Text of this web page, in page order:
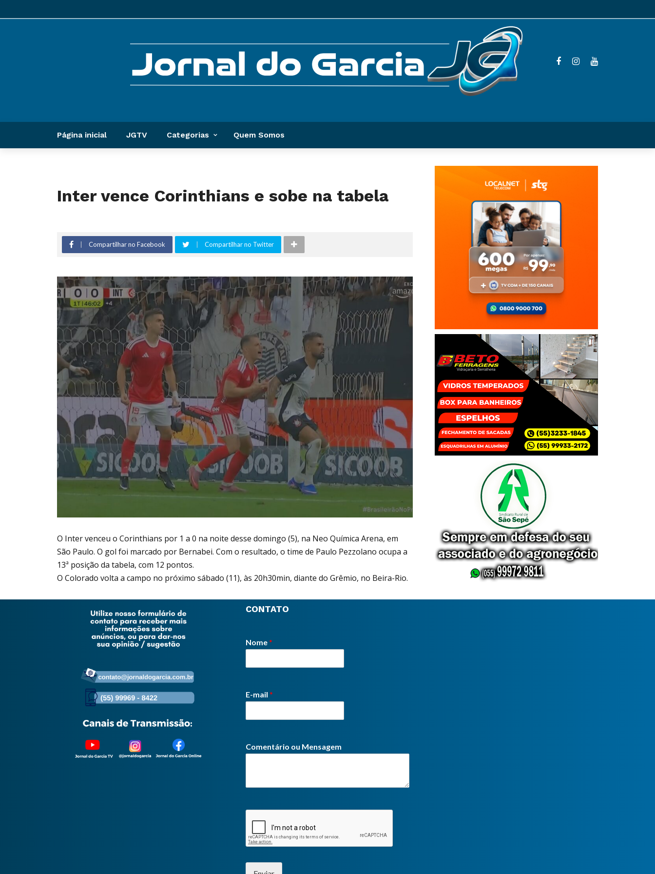
Página inicial JGTV Categorias Quem Somos
Inter vence Corinthians e sobe na tabela
Compartilhar no Facebook Compartilhar no Twitter
O Inter venceu o Corinthians por 1 a 0 na noite desse domingo (5), na Neo Química Arena, em
São Paulo. O gol foi marcado por Bernabei. Com o resultado, o time de Paulo Pezzolano ocupa a
13ª posição da tabela, com 12 pontos.
O Colorado volta a campo no próximo sábado (11), às 20h30min, diante do Grêmio, no Beira-Rio.
CONTATO
Nome*
E-mail *
Comentário ou Mensagem